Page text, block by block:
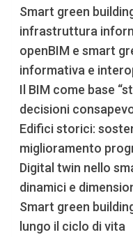
Smart green
infrastruttura
openBIM e smart
informativa e
Il BIM come base
decisioni
Edifici storici:
miglioramento
Digital twin nello
dinamici e
Smart green
lungo il ciclo di vita